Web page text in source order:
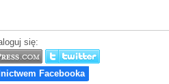
się: